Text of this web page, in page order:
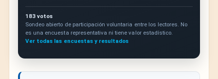
183 votos
Sondeo abierto de participación voluntaria entre los lectores. No
es una encuesta representativa ni tiene valor estadístico.
Ver todas las encuestas y resultados